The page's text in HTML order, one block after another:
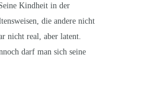
Kindheit in der
die andere nicht
nicht real, aber latent.
darf man sich seine